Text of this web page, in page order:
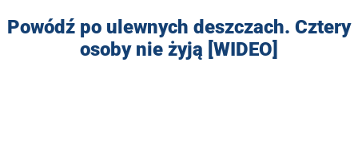
Powódź po ulewnych deszczach. Cztery
osoby nie żyją [WIDEO]